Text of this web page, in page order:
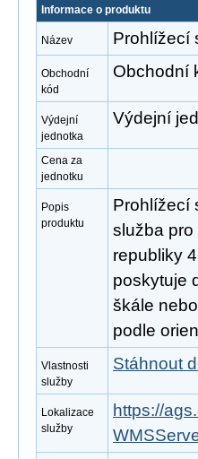
Informace o produktu
Název Prohlížecí
Obchodní
kód
Obchodní
Výdejní
jednotka
Výdejní
Cena za
jednotku
Popis
produktu
Prohlížecí
služba
republiky
poskytuje
škále
podle
Vlastnosti
služby
Stáhnout
Lokalizace
služby
https://